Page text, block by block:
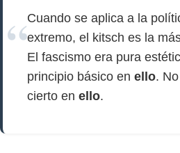
Cuando se aplica a la
extremo, el kitsch es la
El fascismo era pura
principio básico en ello.
cierto en ello.